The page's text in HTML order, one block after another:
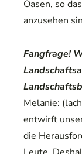
Oasen, so
anzusehen
Fangfrage!
Melanie:
entwirft
die